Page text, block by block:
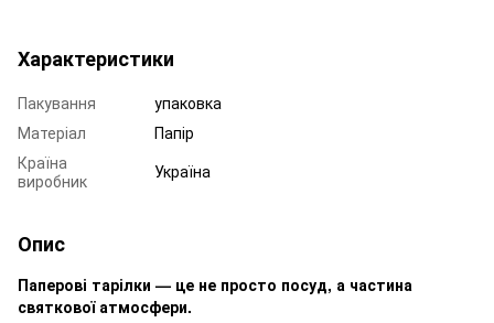
Характеристики
Пакування
упаковка
Матеріал
Папір
Країна
виробник
Україна
Опис
Паперові тарілки — це не просто посуд, а частина
святкової атмосфери.